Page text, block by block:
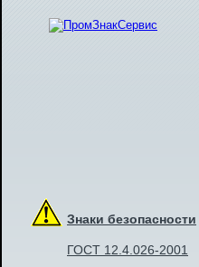
Знаки безопасности
ГОСТ 12.4.026-2001